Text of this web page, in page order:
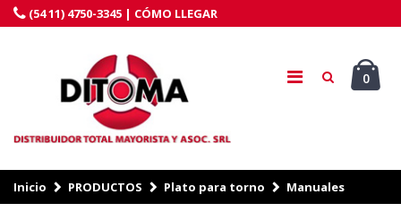
(54 11) 4750-3345 | CÓMO LLEGAR
0
Inicio PRODUCTOS Plato para torno Manuales